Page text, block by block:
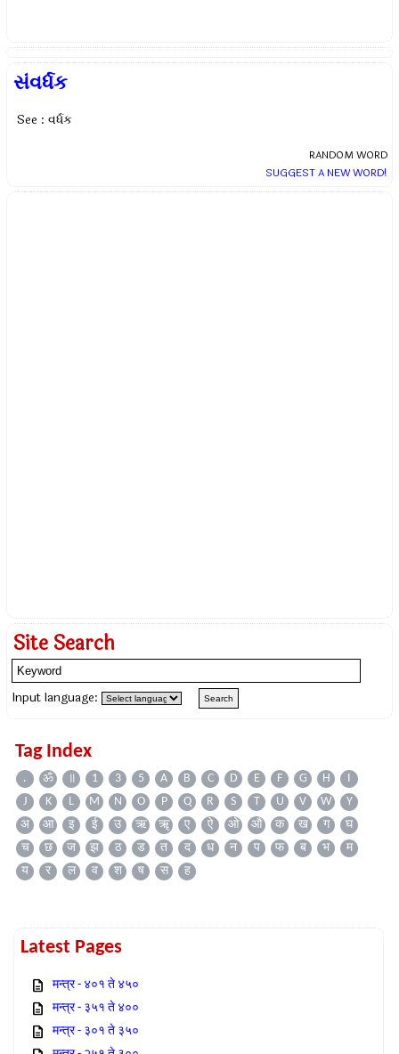
સંવર્ધક
See : વર્ધક
RANDOM WORD
SUGGEST A NEW WORD!
Site Search
Input language:
Tag Index
. ॐ ॥ 1 3 5 A B C D E F G H
I
J
K L M N O P Q R S T U V W
Y
अ
आ इ ई उ ऋ ॠ ए ऐ ओ औ क ख ग
घ
च
छ ज झ ठ ड त द ध न प फ ब भ
म
य
र ल व श ष स ह
Latest Pages
मन्त्र - ४०१ ते ४५०
मन्त्र - ३५१ ते ४००
मन्त्र - ३०१ ते ३५०